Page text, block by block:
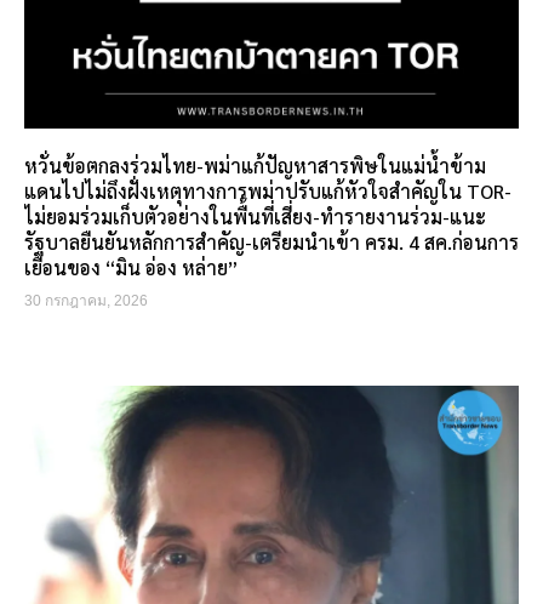
หวั่นข้อตกลงร่วมไทย-พม่าแก้ปัญหาสารพิษในแม่น้ำข้าม
แดนไปไม่ถึงฝั่งเหตุทางการพม่าปรับแก้หัวใจสำคัญใน TOR-
ไม่ยอมร่วมเก็บตัวอย่างในพื้นที่เสี่ยง-ทำรายงานร่วม-แนะ
รัฐบาลยืนยันหลักการสำคัญ-เตรียมนำเข้า ครม. 4 สค.ก่อนการ
เยือนของ “มิน อ่อง หล่าย”
30 กรกฎาคม, 2026